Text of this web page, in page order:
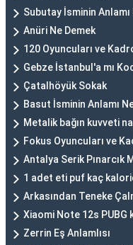
Subutay İsminin Anlamı
Anüri Ne Demek
120 Oyuncuları ve
Gebze İstanbul'a mı
Çatalhöyük Sokak
Basut İsminin Anlamı
Metalik bağın kuvveti
Fokus Oyuncuları ve
Antalya Serik Pınarcık
1 adet eti puf kaç
Arkasından Teneke
Xiaomi Note 12s PUBG
Zerrin Eş Anlamlısı